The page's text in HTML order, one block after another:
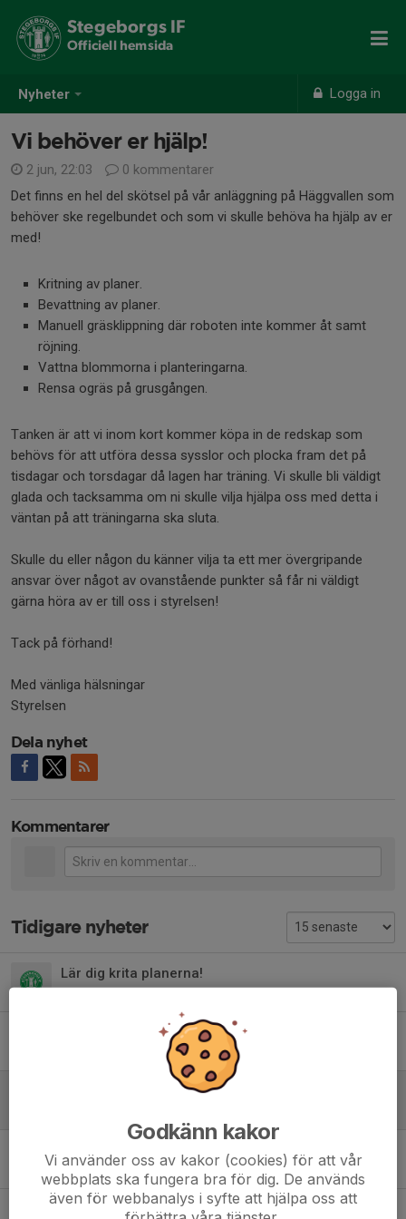
Nyheter Logga in
Stegeborgs IF
Officiell hemsida
Vi behöver er hjälp!
2 jun, 22:03
0 kommentarer
Det finns en hel del skötsel på vår anläggning på Häggvallen som
behöver ske regelbundet och som vi skulle behöva ha hjälp av er
med!
Kritning av planer.
Bevattning av planer.
Manuell gräsklippning där roboten inte kommer åt samt
röjning.
Vattna blommorna i planteringarna.
Rensa ogräs på grusgången.
Tanken är att vi inom kort kommer köpa in de redskap som
behövs för att utföra dessa sysslor och plocka fram det på
tisdagar och torsdagar då lagen har träning. Vi skulle bli väldigt
glada och tacksamma om ni skulle vilja hjälpa oss med detta i
väntan på att träningarna ska sluta.
Skulle du eller någon du känner vilja ta ett mer övergripande
ansvar över något av ovanstående punkter så får ni väldigt
gärna höra av er till oss i styrelsen!
Tack på förhand!
Med vänliga hälsningar
Styrelsen
Dela nyhet
Kommentarer
Tidigare nyheter
Lär dig krita planerna!
4 aug, 21:27 0
Sommaravslutning!
0
Vi behöver er hjälp!
6 maj, 18:31 0
Medlemskap i Stegeborg
Godkänn kakor
Vi använder oss av kakor (cookies) för att vår
webbplats ska fungera bra för dig. De används
även för webbanalys i syfte att hjälpa oss att